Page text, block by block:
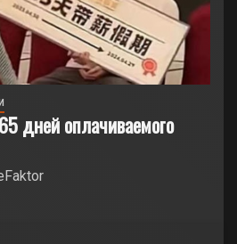
дней оплачиваемого